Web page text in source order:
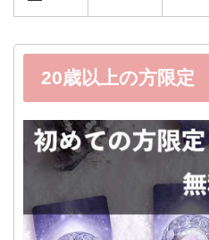
20歳以上の方限定